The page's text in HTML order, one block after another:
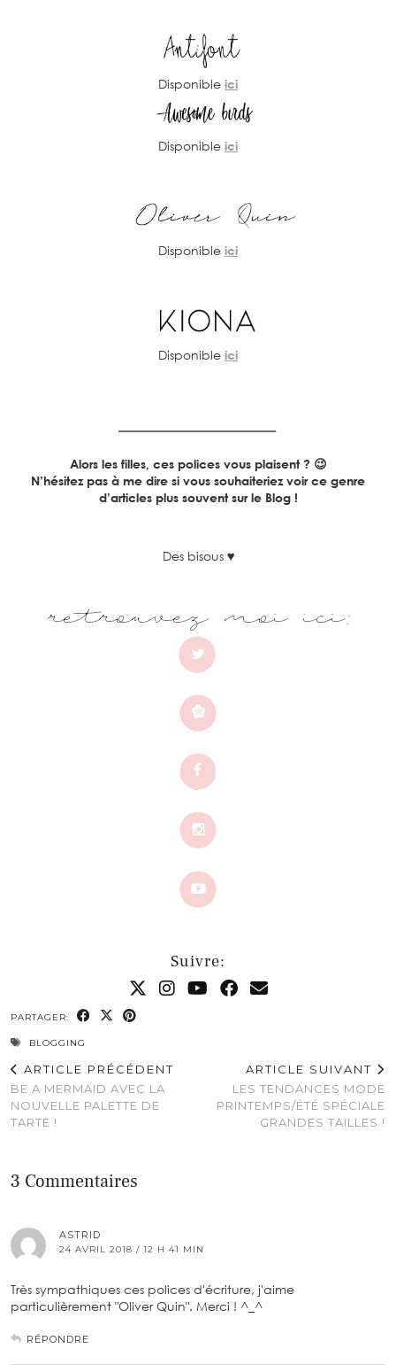
Disponible ici
Disponible ici
Disponible ici
Disponible ici
Alors les filles, ces polices vous plaisent ? 😉
N’hésitez pas à me dire si vous souhaiteriez voir ce genre
d’articles plus souvent sur le Blog !
Des bisous ♥
Suivre:
PARTAGER:
BLOGGING
ARTICLE PRÉCÉDENT
BE A MERMAID AVEC LA
NOUVELLE PALETTE DE
TARTE !
ARTICLE SUIVANT
LES TENDANCES MODE
PRINTEMPS/ÉTÉ SPÉCIALE
GRANDES TAILLES !
3 Commentaires
ASTRID
24 AVRIL 2018 / 12 H 41 MIN
Très sympathiques ces polices d'écriture, j'aime
particulièrement "Oliver Quin". Merci ! ^_^
RÉPONDRE